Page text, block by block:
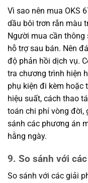
Vì sao nên mua OKS
dầu bôi trơn rắn màu
Người mua cần thông
hỗ trợ sau bán. Nên
độ phản hồi dịch vụ.
tra chương trình hiện
phụ kiện đi kèm hoặc
hiệu suất, cách thao
toán chi phí vòng đời,
sánh các phương án
hằng ngày.
9. So sánh với
So sánh với các giải